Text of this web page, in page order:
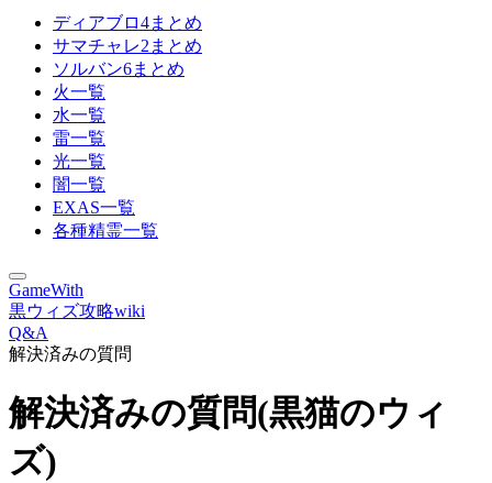
ディアブロ4まとめ
サマチャレ2まとめ
ソルバン6まとめ
火一覧
水一覧
雷一覧
光一覧
闇一覧
EXAS一覧
各種精霊一覧
GameWith
黒ウィズ攻略wiki
Q&A
解決済みの質問
解決済みの質問(黒猫のウィ
ズ)